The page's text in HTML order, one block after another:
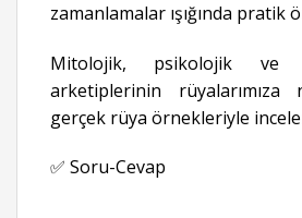
zamanlamalar ışığında pratik
Mitolojik, psikolojik ve
arketiplerinin rüyalarımıza
gerçek rüya örnekleriyle
✅ Soru-Cevap